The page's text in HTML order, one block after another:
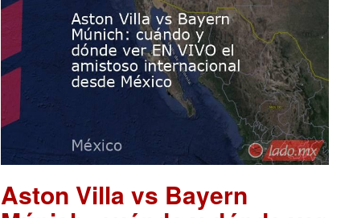
Aston Villa vs Bayern